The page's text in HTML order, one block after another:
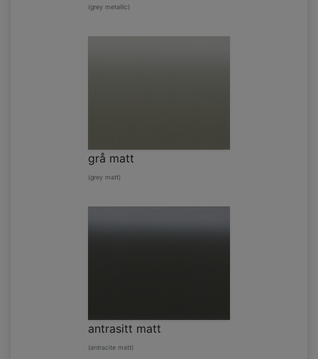
(grey metallic)
grå matt
(grey matt)
antrasitt matt
(antracite matt)